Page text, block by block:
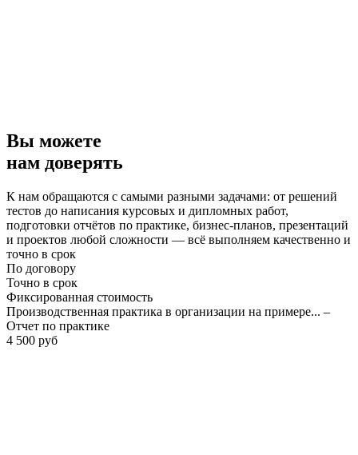
Вы можете
нам доверять
К нам обращаются с самыми разными задачами: от решений
тестов до написания курсовых и дипломных работ,
подготовки отчётов по практике, бизнес-планов, презентаций
и проектов любой сложности — всё выполняем качественно и
точно в срок
По договору
Точно в срок
Фиксированная стоимость
Производственная практика в организации на примере... –
Отчет по практике
4 500 руб